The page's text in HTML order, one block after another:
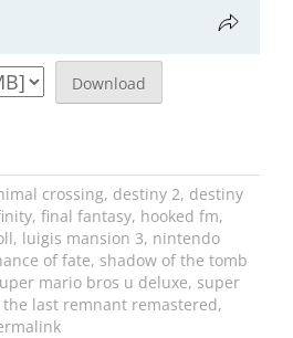
Download
crossing, destiny 2, destiny
, final fantasy, hooked fm,
, luigis mansion 3, nintendo
of fate, shadow of the tomb
mario bros u deluxe, super
the last remnant remastered,